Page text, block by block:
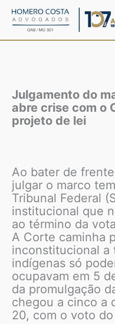
para
Julgamento do
abre crise com o
projeto de lei
Ao bater de
julgar o marco
Tribunal Federal
institucional que
ao término da
A Corte caminha
inconstitucional a
indígenas só
ocupavam em 5
da promulgação
chegou a cinco a
20, com o voto